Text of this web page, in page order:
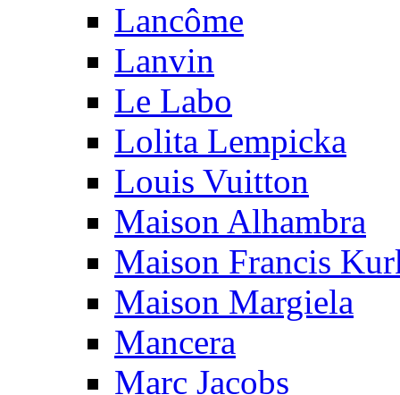
Lancôme
Lanvin
Le Labo
Lolita Lempicka
Louis Vuitton
Maison Alhambra
Maison Francis
Maison Margiela
Mancera
Marc Jacobs